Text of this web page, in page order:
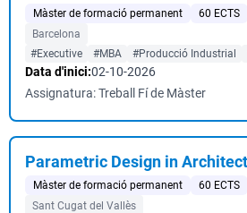
Màster de formació permanent 60 ECTS
Barcelona
#Executive
#MBA #Producció Industrial
Data d'inici:02-10-2026
Assignatura: Treball Fí de Màster
Parametric Design in
Màster de formació permanent 60 ECTS
Sant Cugat del Vallès